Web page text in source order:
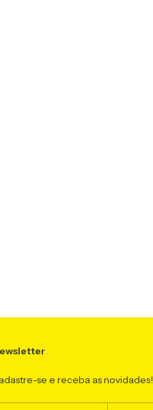
se e receba as novidades!